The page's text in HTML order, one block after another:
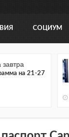
СОЦИУМ
на 21-27